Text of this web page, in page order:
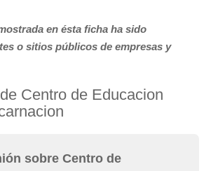
en ésta ficha ha sido
o sitios públicos de empresas y
Centro de Educacion
sobre Centro de